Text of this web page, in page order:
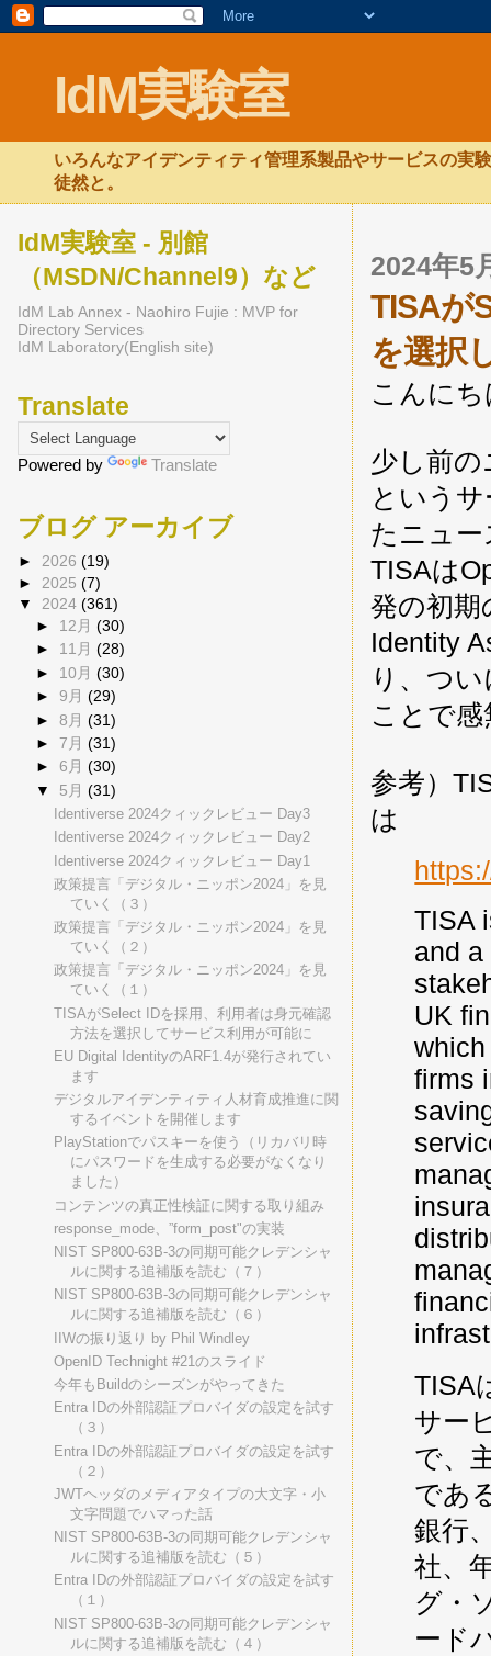
IdM実験室
いろんなアイデンティティ管理系製品やサービスの実
徒然と。
2024年5
TISAが
を選択
こんに
少し前
という
たニュ
TISAは
発の初期
Identity
り、つ
ことで
参考）
は
TISA
and
UK
firms
TISA
サー
で、
であ
銀行
社、
グ・
ード
IdM実験室 - 別館
（MSDN/Channel9）など
IdM Lab Annex - Naohiro Fujie : MVP for
Directory Services
IdM Laboratory(English site)
Translate
Powered by Translate
ブログ アーカイブ
► 2026 (19)
► 2025 (7)
▼ 2024 (361)
► 12月(30)
► 11月(28)
► 10月(30)
►9月(29)
►8月(31)
►7月(31)
►6月(30)
▼ 5月(31)
Identiverse 2024クィックレビュー Day3
Identiverse 2024クィックレビュー Day2
Identiverse 2024クィックレビュー Day1
政策提言「デジタル・ニッポン2024」を見
ていく（３）
政策提言「デジタル・ニッポン2024」を見
ていく（２）
政策提言「デジタル・ニッポン2024」を見
ていく（１）
TISAがSelect IDを採用、利用者は身元確認
方法を選択してサービス利用が可能に
EU Digital IdentityのARF1.4が発行されてい
ます
デジタルアイデンティティ人材育成推進に関
するイベントを開催します
PlayStationでパスキーを使う（リカバリ時
にパスワードを生成する必要がなくなり
ました）
コンテンツの真正性検証に関する取り組み
response_mode、”form_post"の実装
NIST SP800-63B-3の同期可能クレデンシャ
ルに関する追補版を読む（７）
NIST SP800-63B-3の同期可能クレデンシャ
ルに関する追補版を読む（６）
IIWの振り返り by Phil Windley
OpenID Technight #21のスライド
今年もBuildのシーズンがやってきた
Entra IDの外部認証プロバイダの設定を試す
（３）
Entra IDの外部認証プロバイダの設定を試す
（２）
JWTヘッダのメディアタイプの大文字・小
文字問題でハマった話
NIST SP800-63B-3の同期可能クレデンシャ
ルに関する追補版を読む（５）
Entra IDの外部認証プロバイダの設定を試す
（１）
NIST SP800-63B-3の同期可能クレデンシャ
ルに関する追補版を読む（４）